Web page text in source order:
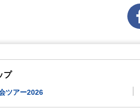
プ
ツアー2026